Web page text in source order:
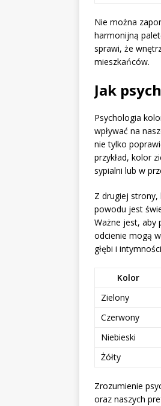
Nie można
harmonijną
sprawi, że
mieszkańców.
Jak
Psychologia
wpływać na
nie tylko
przykład, kolor
sypialni lub w
Z drugiej strony,
powodu jest
Ważne jest, aby
odcienie mogą
głębi i
Kolor
Zielony
Czerwony
Niebieski
Żółty
Zrozumienie
oraz naszych